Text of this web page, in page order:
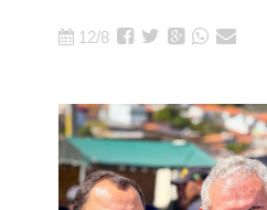
12/8